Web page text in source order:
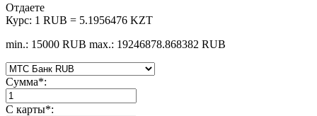
Отдаете
Курс: 1 RUB = 5.1956476 KZT
min.: 15000 RUB max.: 19246878.868382 RUB
Сумма*:
С карты*: